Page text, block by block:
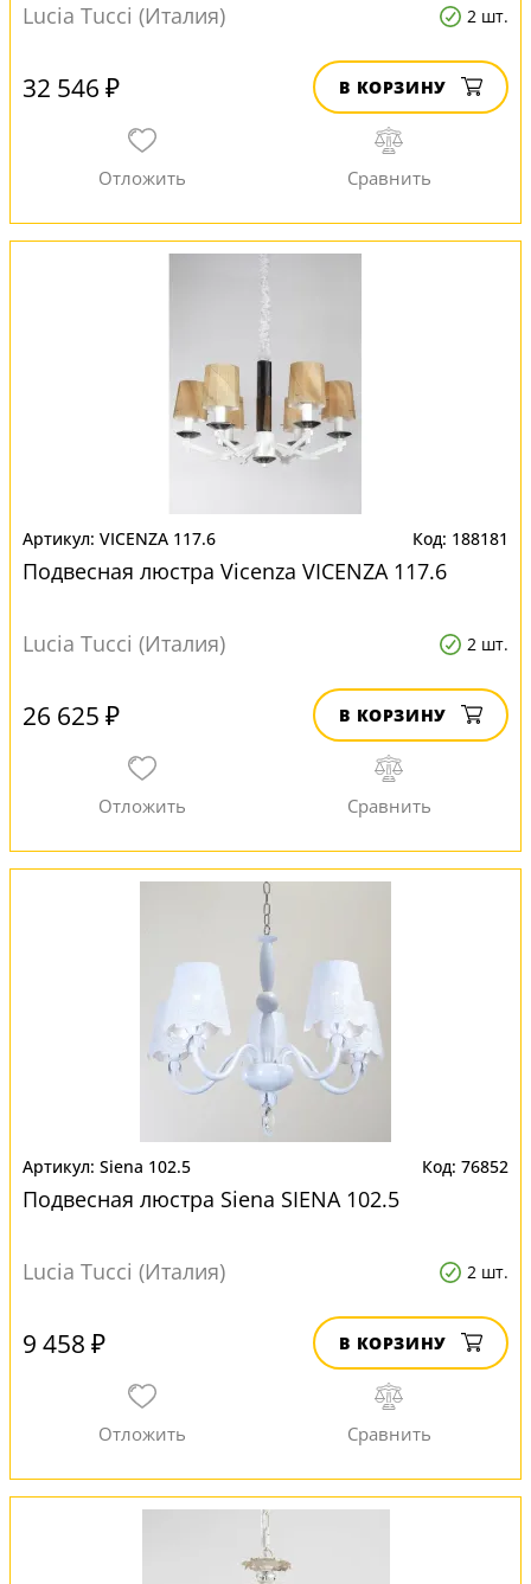
Lucia Tucci (Италия) 2 шт.
32 546 ₽ В КОРЗИНУ
VICENZA 117.6 188181
Подвесная люстра Vicenza VICENZA 117.6
Lucia Tucci (Италия) 2 шт.
26 625 ₽ В КОРЗИНУ
Siena 102.5 76852
Подвесная люстра Siena SIENA 102.5
Lucia Tucci (Италия) 2 шт.
9 458 ₽ В КОРЗИНУ